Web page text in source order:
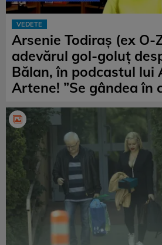
VEDETE
Arsenie Todiraș (ex O-
adevărul gol-goluț
Bălan, în podcastul lui
Artene! ”Se gândea în